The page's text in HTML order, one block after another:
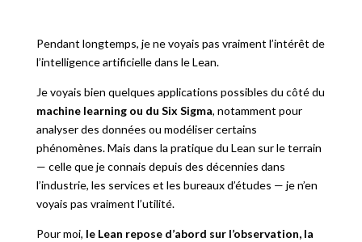
Pendant longtemps, je ne voyais pas vraiment l’intérêt de
l’intelligence artificielle dans le Lean.
Je voyais bien quelques applications possibles du côté du
machine learning ou du Six Sigma, notamment pour
analyser des données ou modéliser certains
phénomènes. Mais dans la pratique du Lean sur le terrain
— celle que je connais depuis des décennies dans
l’industrie, les services et les bureaux d’études — je n’en
voyais pas vraiment l’utilité.
Pour moi, le Lean repose d’abord sur l’observation, la